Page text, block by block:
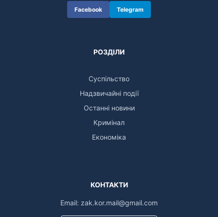
Facebook Telegram
РОЗДІЛИ
Суспільство
Надзвичайні події
Останні новини
Кримінал
Економіка
КОНТАКТИ
Email: zak.kor.mail@gmail.com